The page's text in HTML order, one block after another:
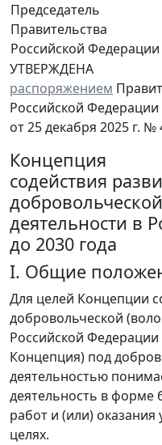
Председатель
Правительства
Российской Федерации
УТВЕРЖДЕНА
распоряжением
Российской Федерации
от 25 декабря 2025 г. №
Концепция
содействия
деятельности в
до 2030 года
I. Общие
Для целей Концепции
добровольческой
Российской Федерации
Концепция) под
деятельностью
деятельность в форме
работ и (или)
целях.